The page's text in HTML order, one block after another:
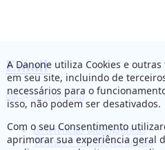
Email
dac@danone.com
Referências bibliográficas
Termos e Condições de uso
A Danone utiliza Cookies e
em seu site, incluindo de
necessários para o
isso, não podem ser desativados.
Com o seu Consentimento
aprimorar sua experiência geral